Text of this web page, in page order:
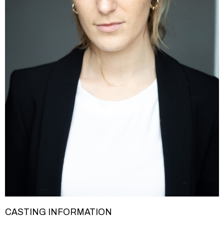
CASTING INFORMATION